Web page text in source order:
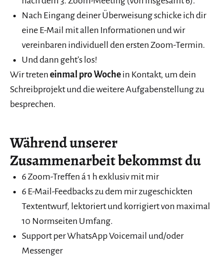
Nach Eingang deiner Überweisung schicke ich dir
eine E-Mail mit allen Informationen und wir
vereinbaren individuell den ersten Zoom-Termin.
Und dann geht’s los!
Wir treten einmal pro Woche in Kontakt, um dein
Schreibprojekt und die weitere Aufgabenstellung zu
besprechen.
Während unserer
Zusammenarbeit bekommst du
6 Zoom-Treffen á 1 h exklusiv mit mir
6 E-Mail-Feedbacks zu dem mir zugeschickten
Textentwurf, lektoriert und korrigiert von maximal
10 Normseiten Umfang.
Support per WhatsApp Voicemail und/oder
Messenger